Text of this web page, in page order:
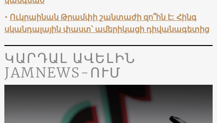
• Ուկրաինան Թրամփի շանտաժի զո՞հն է: Հինգ
սկանդալային փաստ՝ ամերիկացի դիվանագետից
ԿԱՐԴԱԼ ԱՎԵԼԻՆ
JAMNEWS-ՈՒՄ